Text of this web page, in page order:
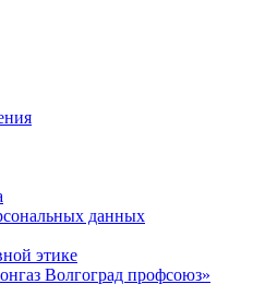
данных
этике
Волгоград профсоюз»